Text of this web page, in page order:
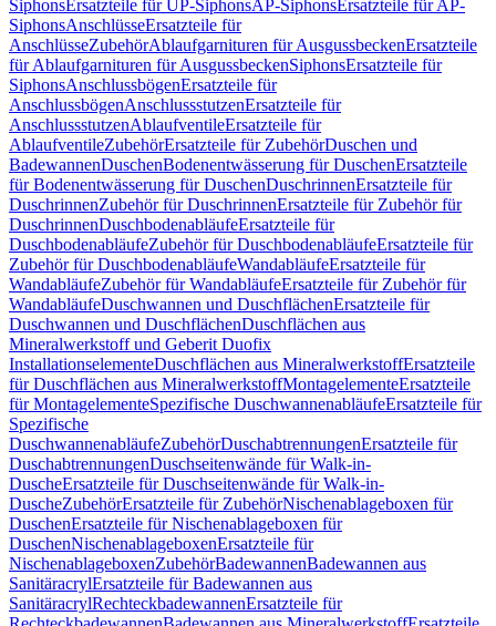
SiphonsErsatzteile für UP-SiphonsAP-SiphonsErsatzteile für AP-
SiphonsAnschlüsseErsatzteile für
AnschlüsseZubehörAblaufgarnituren für AusgussbeckenErsatzteile
für Ablaufgarnituren für AusgussbeckenSiphonsErsatzteile für
SiphonsAnschlussbögenErsatzteile für
AnschlussbögenAnschlussstutzenErsatzteile für
AnschlussstutzenAblaufventileErsatzteile für
AblaufventileZubehörErsatzteile für ZubehörDuschen und
BadewannenDuschenBodenentwässerung für DuschenErsatzteile
für Bodenentwässerung für DuschenDuschrinnenErsatzteile für
DuschrinnenZubehör für DuschrinnenErsatzteile für Zubehör für
DuschrinnenDuschbodenabläufeErsatzteile für
DuschbodenabläufeZubehör für DuschbodenabläufeErsatzteile für
Zubehör für DuschbodenabläufeWandabläufeErsatzteile für
WandabläufeZubehör für WandabläufeErsatzteile für Zubehör für
WandabläufeDuschwannen und DuschflächenErsatzteile für
Duschwannen und DuschflächenDuschflächen aus
Mineralwerkstoff und Geberit Duofix
InstallationselementeDuschflächen aus MineralwerkstoffErsatzteile
für Duschflächen aus MineralwerkstoffMontagelementeErsatzteile
für MontagelementeSpezifische DuschwannenabläufeErsatzteile für
Spezifische
DuschwannenabläufeZubehörDuschabtrennungenErsatzteile für
DuschabtrennungenDuschseitenwände für Walk-in-
DuscheErsatzteile für Duschseitenwände für Walk-in-
DuscheZubehörErsatzteile für ZubehörNischenablageboxen für
DuschenErsatzteile für Nischenablageboxen für
DuschenNischenablageboxenErsatzteile für
NischenablageboxenZubehörBadewannenBadewannen aus
SanitäracrylErsatzteile für Badewannen aus
SanitäracrylRechteckbadewannenErsatzteile für